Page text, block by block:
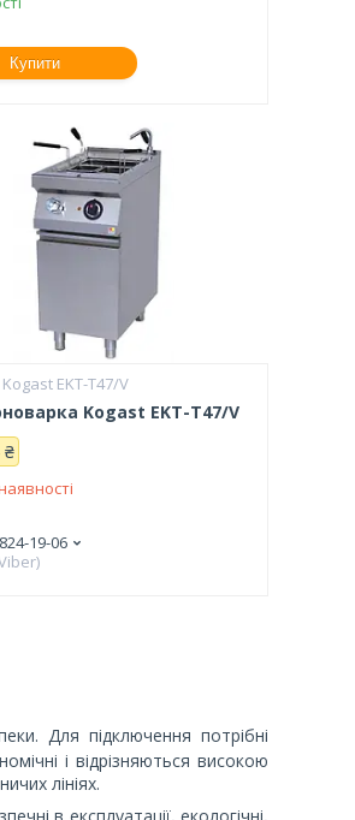
Купити
Kogast EKT-T47/V
Kogast EKT-T47/V
₴
19-06
Для підключення потрібні
і відрізняються високою
лініях.